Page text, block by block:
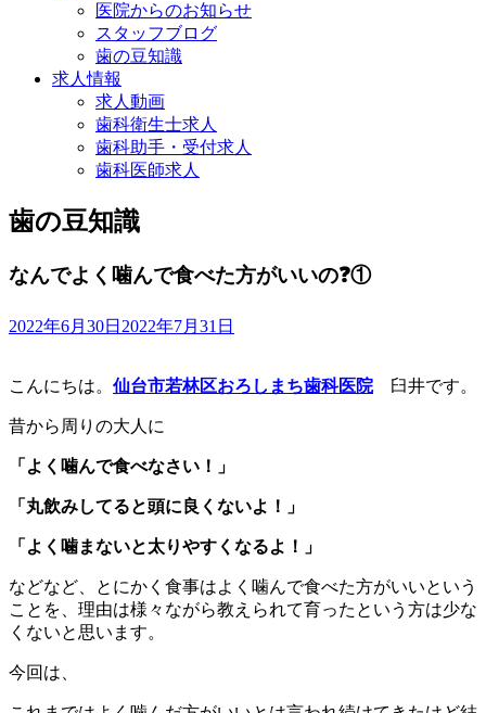
医院からのお知らせ
スタッフブログ
歯の豆知識
求人情報
求人動画
歯科衛生士求人
歯科助手・受付求人
歯科医師求人
歯の豆知識
なんでよく噛んで食べた方がいいの❓①
2022年6月30日 2022年7月31日
こんにちは。 仙台市若林区おろしまち歯科医院臼井です。
昔から周りの大人に
「よく噛んで食べなさい！」
「丸飲みしてると頭に良くないよ！」
「よく噛まないと太りやすくなるよ！」
などなど、とにかく食事はよく噛んで食べた方がいいという
ことを、理由は様々ながら教えられて育ったという方は少な
くないと思います。
今回は、